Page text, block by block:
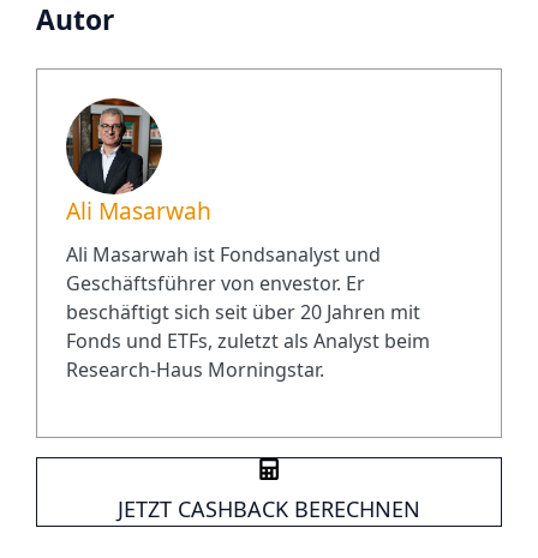
Autor
Ali Masarwah
Ali Masarwah ist Fondsanalyst und
Geschäftsführer von envestor. Er
beschäftigt sich seit über 20 Jahren mit
Fonds und ETFs, zuletzt als Analyst beim
Research-Haus Morningstar.
JETZT CASHBACK BERECHNEN